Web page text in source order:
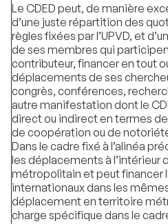
Le CDED peut, de manière
d’une juste répartition des
règles fixées par l’UPVD, et
de ses membres qui
contributeur, financer en tout
déplacements de ses
congrès, conférences,
autre manifestation dont le
direct ou indirect en termes
de coopération ou de
Dans le cadre fixé à l’alinéa
les déplacements à l’intérieur
métropolitain et peut financer
internationaux dans les
déplacement en territoire
charge spécifique dans le